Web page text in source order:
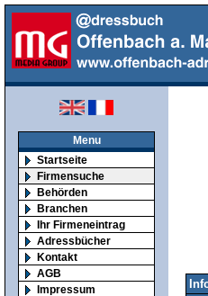
Menu
Startseite
Firmensuche
Behörden
Branchen
Ihr Firmeneintrag
Adressbücher
Kontakt
AGB
Impressum